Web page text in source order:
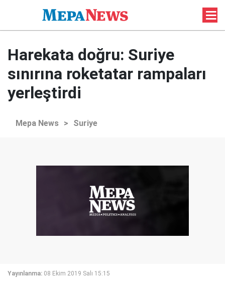
Harekata doğru: Suriye
sınırına roketatar rampaları
yerleştirdi
Mepa News > Suriye
Yayınlanma: 08 Ekim 2019 Salı 15:15